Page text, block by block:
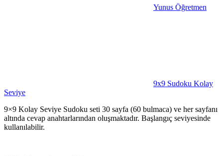
Yunus Öğretmen
9x9 Sudoku Kolay
Seviye
9×9 Kolay Seviye Sudoku seti 30 sayfa (60 bulmaca) ve her sayfanı
altında cevap anahtarlarından oluşmaktadır. Başlangıç seviyesinde
kullanılabilir.